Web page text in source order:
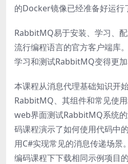
的Docker镜像已经准备好运行
RabbitMQ易于安装、学习、
流行编程语言的官方客户端库
学习和测试RabbitMQ变得更加
本课程从消息代理基础知识开
RabbitMQ、其组件和常见使
web界面测试RabbitMQ系统
码课程演示了如何使用代码中
用C#实现常见的消息传递场景
编码课程下下载相同示例项目